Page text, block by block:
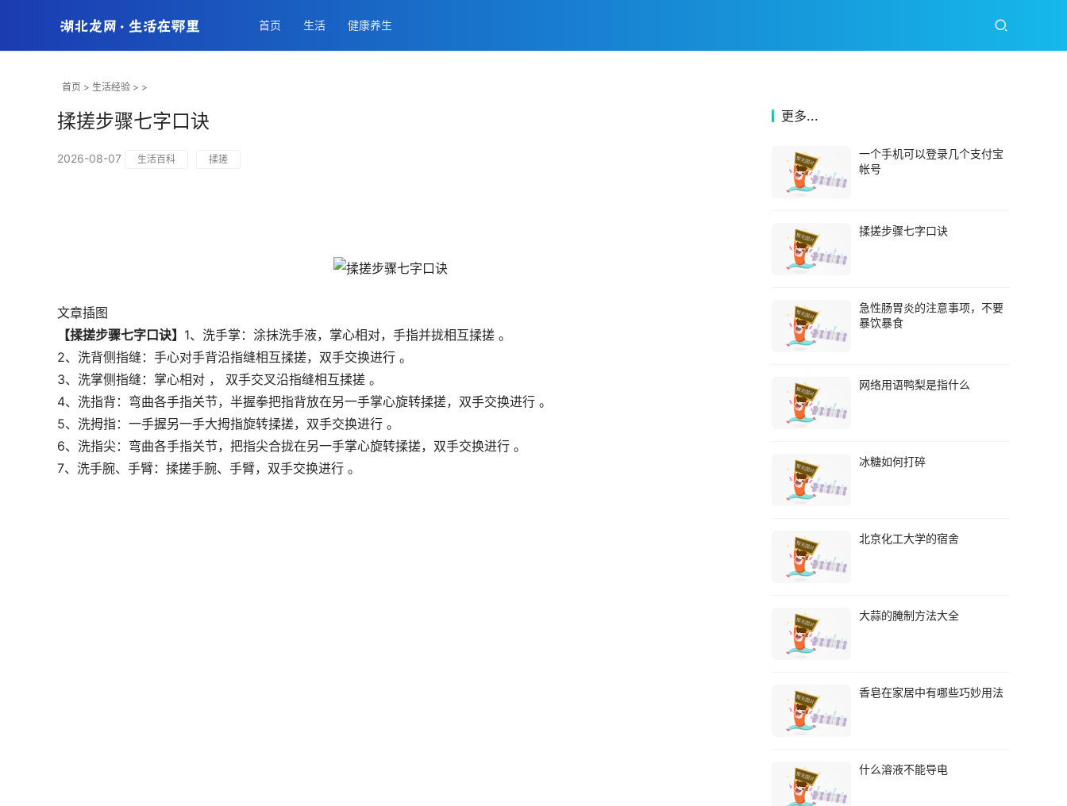
首页 生活 健康养生
首页 > 生活经验 > >
揉搓步骤七字口诀
2026-08-07 生活百科 揉搓
文章插图
【揉搓步骤七字口诀】 1、洗手掌：涂抹洗手液，掌心相对，手指并拢相互揉搓 。
2、洗背侧指缝：手心对手背沿指缝相互揉搓，双手交换进行 。
3、洗掌侧指缝：掌心相对 ， 双手交叉沿指缝相互揉搓 。
4、洗指背：弯曲各手指关节，半握拳把指背放在另一手掌心旋转揉搓，双手交换进行 。
5、洗拇指：一手握另一手大拇指旋转揉搓，双手交换进行 。
6、洗指尖：弯曲各手指关节，把指尖合拢在另一手掌心旋转揉搓，双手交换进行 。
7、洗手腕、手臂：揉搓手腕、手臂，双手交换进行 。
更多...
一个手机可以登录几个支付宝
帐号
揉搓步骤七字口诀
急性肠胃炎的注意事项，不要
暴饮暴食
网络用语鸭梨是指什么
冰糖如何打碎
北京化工大学的宿舍
大蒜的腌制方法大全
香皂在家居中有哪些巧妙用法
什么溶液不能导电